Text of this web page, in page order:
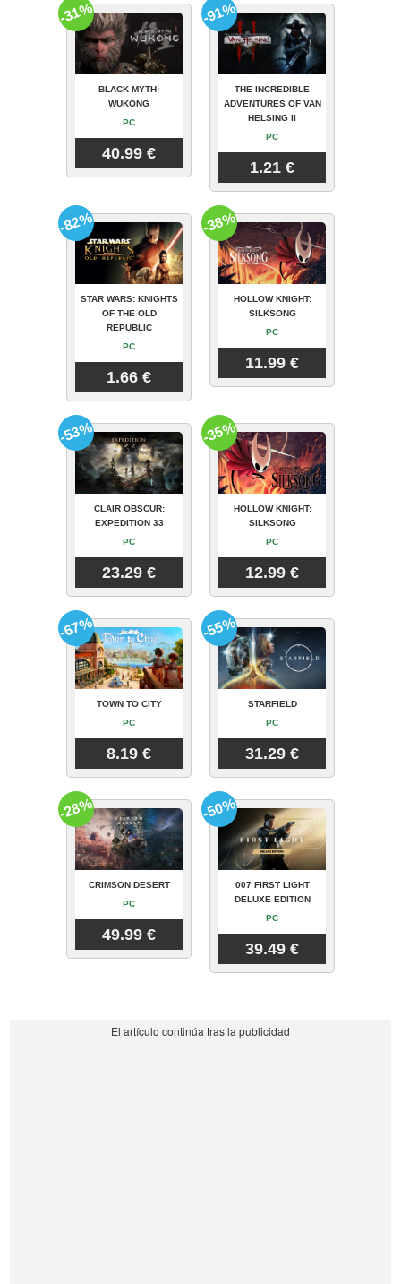
BLACK MYTH:
WUKONG
PC
40.99 €
-31%
THE INCREDIBLE
ADVENTURES OF VAN
HELSING II
PC
1.21 €
-91%
STAR WARS: KNIGHTS
OF THE OLD
REPUBLIC
PC
1.66 €
-82%
HOLLOW KNIGHT:
SILKSONG
PC
11.99 €
-38%
CLAIR OBSCUR:
EXPEDITION 33
PC
23.29 €
-53%
HOLLOW KNIGHT:
SILKSONG
PC
12.99 €
-35%
TOWN TO CITY
PC
8.19 €
-67%
STARFIELD
PC
31.29 €
-55%
CRIMSON DESERT
PC
49.99 €
-28%
007 FIRST LIGHT
DELUXE EDITION
PC
39.49 €
-50%